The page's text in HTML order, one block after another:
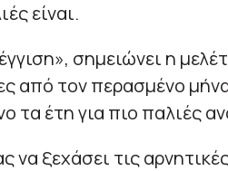
είναι.
σημειώνει η
από τον περασμένο
τα έτη για πιο παλιές
να ξεχάσει τις